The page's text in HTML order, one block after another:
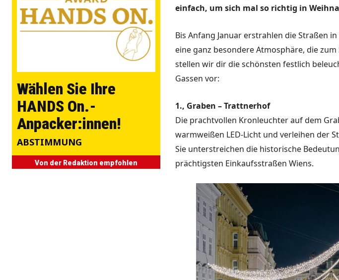
Wählen Sie Ihre
HANDS On.-
Anpacker:innen!
ABSTIMMUNG
Von der Redaktion empfohlen
einfach, um sich mal so richtig in
Bis Anfang Januar erstrahlen die Straßen
eine ganz besondere Atmosphäre, die
stellen wir dir die schönsten festlich
Gassen vor:
1., Graben – Trattnerhof
Die prachtvollen Kronleuchter auf dem
warmweißen LED-Licht und verleihen der
Sie unterstreichen die historische
prächtigsten Einkaufsstraßen Wiens.